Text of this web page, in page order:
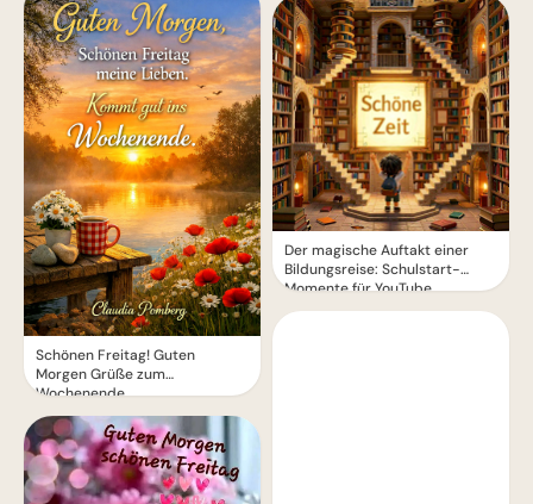
Schönen Freitag! Guten
Morgen Grüße zum
Wochenende
Der magische Auftakt einer
Bildungsreise: Schulstart-
Momente für YouTube